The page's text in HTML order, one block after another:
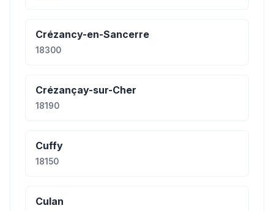
Crézancy-en-Sancerre
18300
Crézançay-sur-Cher
18190
Cuffy
18150
Culan